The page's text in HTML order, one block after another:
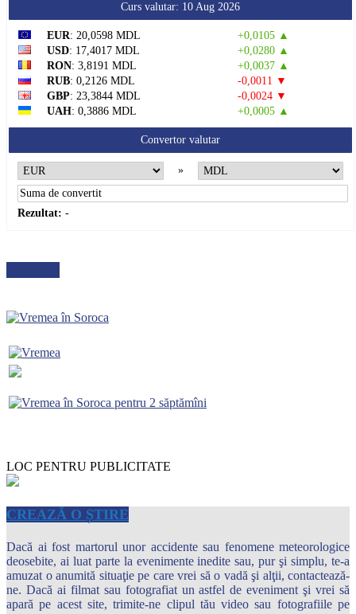
Curs valutar: 10 Aug 2026
EUR: 20,0598 MDL
+0,0105 ▲
USD: 17,4017 MDL
+0,0280 ▲
RON: 3,8191 MDL
+0,0037 ▲
RUB: 0,2126 MDL
-0,0011 ▼
GBP: 23,3844 MDL
-0,0024 ▼
UAH: 0,3886 MDL +0,0005 ▲
Convertor valutar
»
Rezultat: -
LOC PENTRU PUBLICITATE
CREAZĂ O ȘTIRE
Dacă ai fost martorul unor accidente sau fenomene meteorologice
deosebite, ai luat parte la evenimente inedite sau, pur şi simplu, te-a
amuzat o anumită situaţie pe care vrei să o vadă şi alţii, contactează-
ne. Dacă ai filmat sau fotografiat un astfel de eveniment şi vrei să
apară pe acest site, trimite-ne clipul tău video sau fotografiile pe